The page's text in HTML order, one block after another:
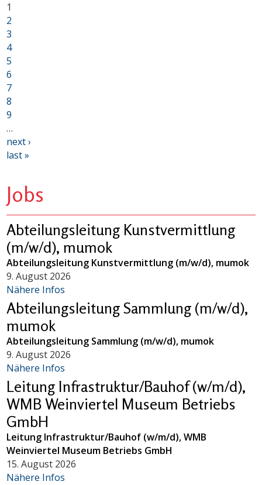
1
2
3
4
5
6
7
8
9
…
next ›
last »
Jobs
Abteilungsleitung Kunstvermittlung
(m/w/d), mumok
Abteilungsleitung Kunstvermittlung (m/w/d), mumok
9. August 2026
Nähere Infos
Abteilungsleitung Sammlung (m/w/d),
mumok
Abteilungsleitung Sammlung (m/w/d), mumok
9. August 2026
Nähere Infos
Leitung Infrastruktur/Bauhof (w/m/d),
WMB Weinviertel Museum Betriebs
GmbH
Leitung Infrastruktur/Bauhof (w/m/d), WMB
Weinviertel Museum Betriebs GmbH
15. August 2026
Nähere Infos